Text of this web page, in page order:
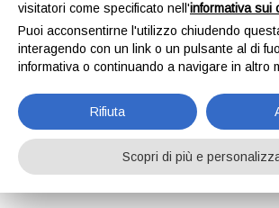
STRUTTURE METALLICHE
STRUTTURE
METALLICHE
visitatori come specificato nell'informativa sui
Puoi acconsentirne l'utilizzo chiudendo
interagendo con un link o un pulsante al di
informativa o continuando a navigare in altro
Rifiuta
Scopri di più e